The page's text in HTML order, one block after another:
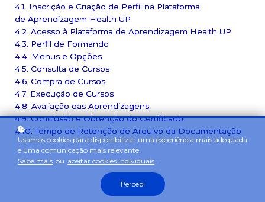
4.1. Inscrição e Criação de Perfil na Plataforma
de Aprendizagem Health UP
4.2. Acesso à Plataforma de Aprendizagem Health UP
4.3. Perfil de Formando
4.4. Menus e Opções
4.5. Consulta de Cursos
4.6. Compra de Cursos
4.7. Execução de Cursos
4.8. Avaliação das Aprendizagens
4.9. Conclusão e Obtenção do Certificado
4.10. Tempo de Retenção de Arquivo da Documentação
Usamos cookies para disponibilizar uma experiência mais adequada
e uma comunicação mais relevante.
Sabe mais ou aceitar cookies individuais .
Percebi